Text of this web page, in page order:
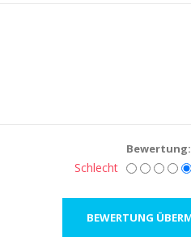
Bewertung:
Schlecht